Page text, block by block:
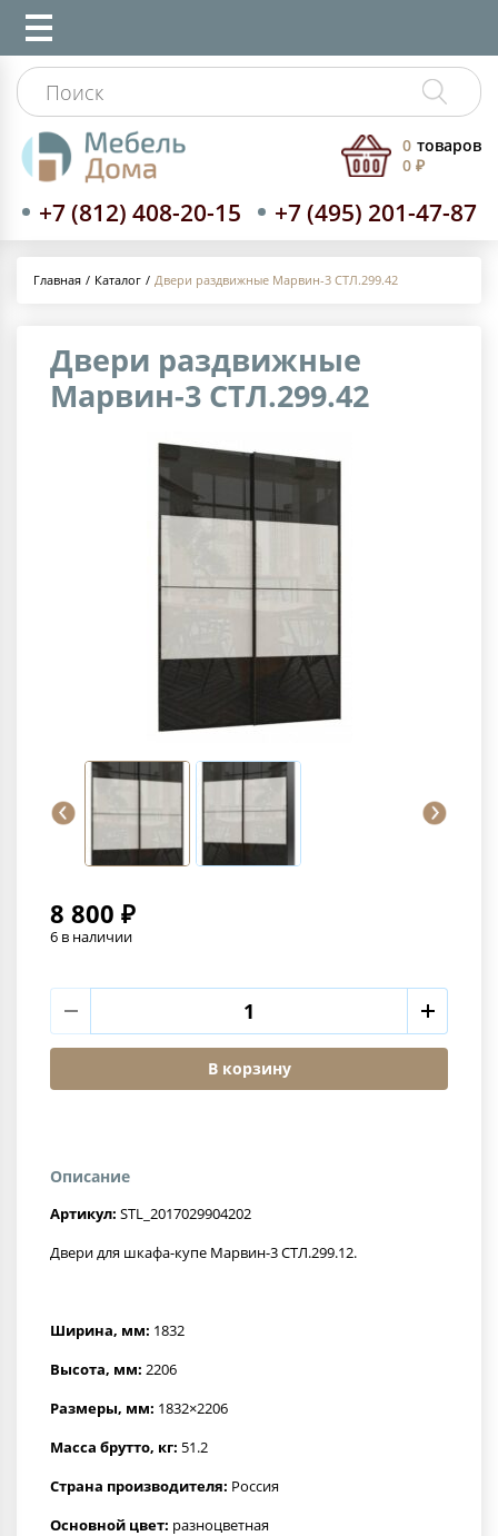
+7 (812) 408-20-15 +7 (495) 201-47-87
0 товаров
0 ₽
Главная Каталог Двери раздвижные Марвин-3 СТЛ.299.42
Двери раздвижные
Марвин-3 СТЛ.299.42
8 800 ₽
6 в наличии
В корзину
Описание
Артикул: STL_2017029904202
Двери для шкафа-купе Марвин-3 СТЛ.299.12.
Ширина, мм: 1832
Высота, мм: 2206
Размеры, мм: 1832×2206
Масса брутто, кг: 51.2
Страна производителя: Россия
Основной цвет: разноцветная